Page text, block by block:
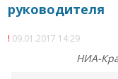
руководителя
09.01.2017 14:29
НИА-